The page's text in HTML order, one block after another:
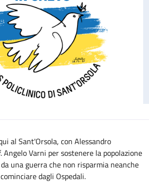
al Sant'Orsola, con Alessandro
Angelo Varni per sostenere la popolazione
una guerra che non risparmia neanche
dagli Ospedali.